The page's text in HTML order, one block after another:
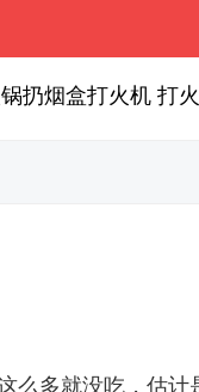
扔烟盒打火机 打
么多就没吃，估计